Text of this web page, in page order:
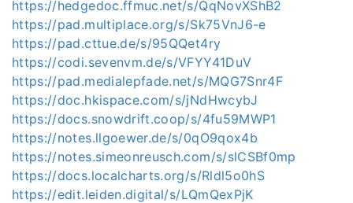
https://hedgedoc.ffmuc.net/s/QqNovXShB2
https://pad.multiplace.org/s/Sk75VnJ6-e
https://pad.cttue.de/s/95QQet4ry
https://codi.sevenvm.de/s/VFYY41DuV
https://pad.medialepfade.net/s/MQG7Snr4F
https://doc.hkispace.com/s/jNdHwcybJ
https://docs.snowdrift.coop/s/4fu59MWP1
https://notes.llgoewer.de/s/0qO9qox4b
https://notes.simeonreusch.com/s/slCSBf0mp
https://docs.localcharts.org/s/Rldl5o0hS
https://edit.leiden.digital/s/LQmQexPjK